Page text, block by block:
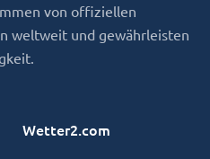
von offiziellen
weltweit und gewährleisten
Wetter2.com